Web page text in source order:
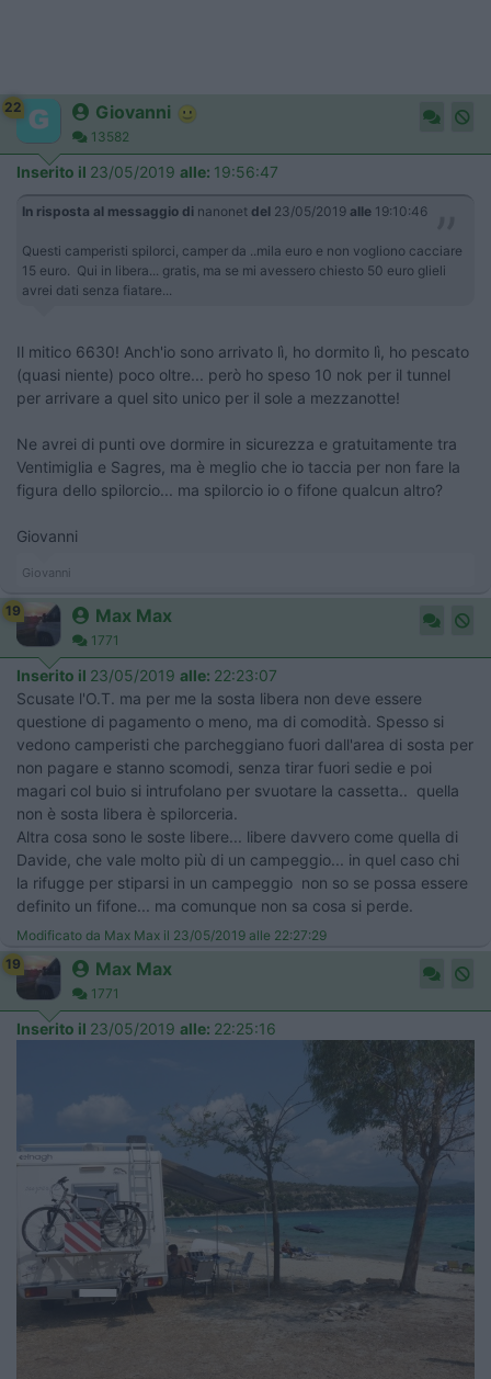
22 Giovanni
13582
Inserito il 23/05/2019 alle: 19:56:47
In risposta al messaggio di nanonet del 23/05/2019 alle 19:10:46
Questi camperisti spilorci, camper da ..mila euro e non vogliono cacciare
15 euro. Qui in libera... gratis, ma se mi avessero chiesto 50 euro glieli
avrei dati senza fiatare...
Il mitico 6630! Anch'io sono arrivato lì, ho dormito lì, ho pescato
(quasi niente) poco oltre... però ho speso 10 nok per il tunnel
per arrivare a quel sito unico per il sole a mezzanotte!
Ne avrei di punti ove dormire in sicurezza e gratuitamente tra
Ventimiglia e Sagres, ma è meglio che io taccia per non fare la
figura dello spilorcio... ma spilorcio io o fifone qualcun altro?
Giovanni
Giovanni
19 Max Max
1771
Inserito il 23/05/2019 alle: 22:23:07
Scusate l'O.T. ma per me la sosta libera non deve essere
questione di pagamento o meno, ma di comodità. Spesso si
vedono camperisti che parcheggiano fuori dall'area di sosta per
non pagare e stanno scomodi, senza tirar fuori sedie e poi
magari col buio si intrufolano per svuotare la cassetta.. quella
non è sosta libera è spilorceria.
Altra cosa sono le soste libere... libere davvero come quella di
Davide, che vale molto più di un campeggio... in quel caso chi
la rifugge per stiparsi in un campeggio non so se possa essere
definito un fifone... ma comunque non sa cosa si perde.
Modificato da Max Max il 23/05/2019 alle 22:27:29
19
Max Max
1771
Inserito il 23/05/2019 alle: 22:25:16